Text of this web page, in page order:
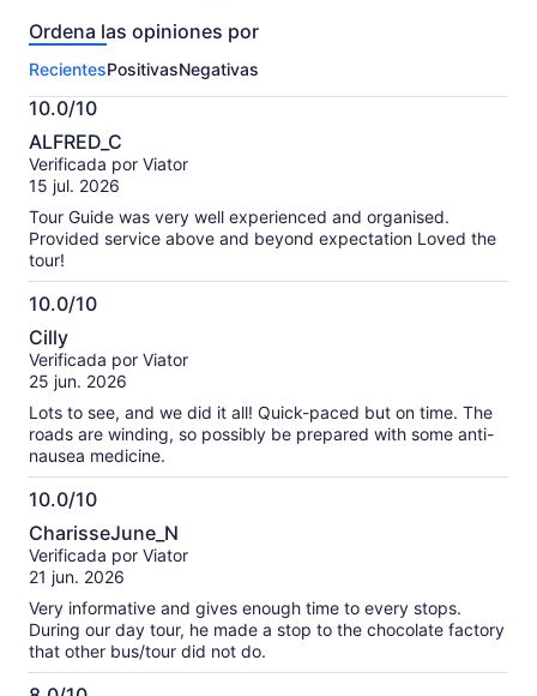
sobre
actividad.
Más
información
sobre
las
opiniones
Ordena las opiniones por
RecientesPositivasNegativas
10.0/10
10.0
de
10
ALFRED_C
Verificada por Viator
15 jul. 2026
Tour Guide was very well experienced and organised.
Provided service above and beyond expectation Loved the
tour!
10.0/10
10.0
de
10
Cilly
Verificada por Viator
25 jun. 2026
Lots to see, and we did it all! Quick-paced but on time. The
roads are winding, so possibly be prepared with some anti-
nausea medicine.
10.0/10
10.0
de
10
CharisseJune_N
Verificada por Viator
21 jun. 2026
Very informative and gives enough time to every stops.
During our day tour, he made a stop to the chocolate factory
that other bus/tour did not do.